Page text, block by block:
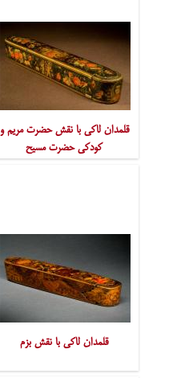
قلمدان لاکی با نقش حضرت مریم و
کودکی حضرت مسیح
قلمدان لاکی با نقش بزم